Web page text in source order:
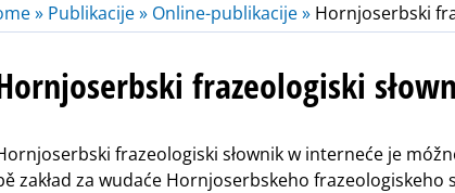
» Publikacije » Online-publikacije » Hornjoserbski
frazeologiski
frazeologiski słownik w interneće je
zakład za wudaće Hornjoserbskeho